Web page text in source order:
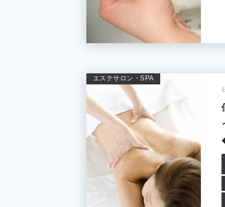
エステサロン・SPA